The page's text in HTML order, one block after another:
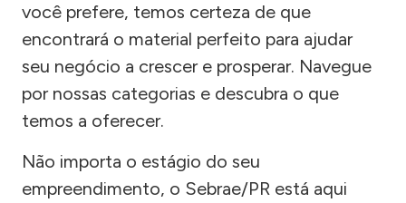
você prefere, temos certeza de que
encontrará o material perfeito para ajudar
seu negócio a crescer e prosperar. Navegue
por nossas categorias e descubra o que
temos a oferecer.
Não importa o estágio do seu
empreendimento, o Sebrae/PR está aqui